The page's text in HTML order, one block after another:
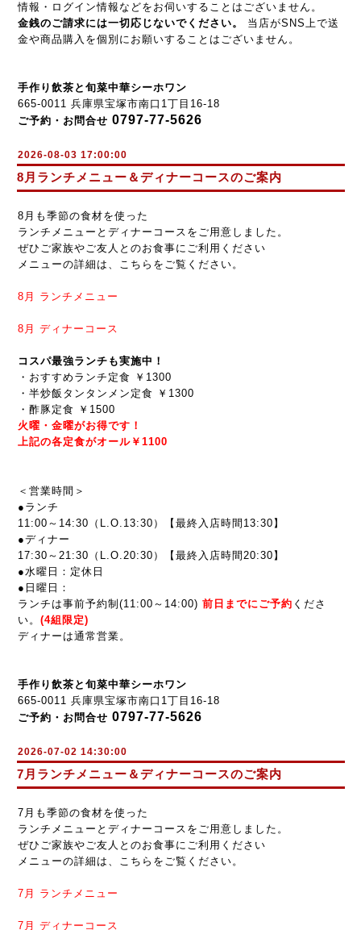
情報・ログイン情報などをお伺いすることはございません。
金銭のご請求には一切応じないでください。
当店がSNS上で送
金や商品購入を個別にお願いすることはございません。
手作り飲茶と旬菜中華シーホワン
665-0011 兵庫県宝塚市南口1丁目16-18
ご予約・お問合せ 0797-77-5626
2026-08-03 17:00:00
8月ランチメニュー＆ディナーコースのご案内
8月も季節の食材を使った
ランチメニューとディナーコースをご用意しました。
ぜひご家族やご友人とのお食事にご利用ください
メニューの詳細は、こちらをご覧ください。
8月 ランチメニュー
8月 ディナーコース
コスパ最強ランチも実施中！
・おすすめランチ定食 ￥1300
・半炒飯タンタンメン定食 ￥1300
・酢豚定食 ￥1500
火曜・金曜がお得です！
上記の各定食がオール￥1100
＜営業時間＞
●ランチ
11:00～14:30（L.O.13:30）【最終入店時間13:30】
●ディナー
17:30～21:30 （L.O.20:30）【最終入店時間20:30】
●水曜日：定休日
● 日曜日：
ランチは事前予約制(11:00～14:00) 前 日までにご予約 くださ
い。 (4組限定)
ディナーは通常営業。
手作り飲茶と旬菜中華シーホワン
665-0011 兵庫県宝塚市南口1丁目16-18
ご予約・お問合せ 0797-77-5626
2026-07-02 14:30:00
7月ランチメニュー＆ディナーコースのご案内
7月も季節の食材を使った
ランチメニューとディナーコースをご用意しました。
ぜひご家族やご友人とのお食事にご利用ください
メニューの詳細は、こちらをご覧ください。
7月 ランチメニュー
7月 ディナーコース